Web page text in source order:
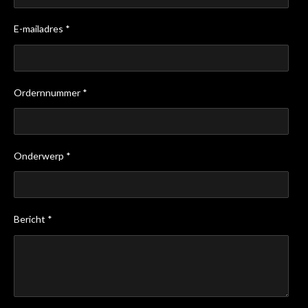
E-mailadres *
Ordernnummer *
Onderwerp *
Bericht *